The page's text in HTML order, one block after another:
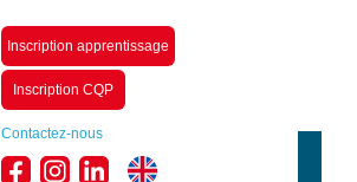
Inscription apprentissage
Inscription CQP
Contactez-nous